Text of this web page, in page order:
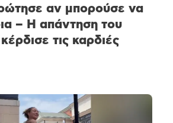
αν μπορούσε να
– Η απάντηση του
τις καρδιές